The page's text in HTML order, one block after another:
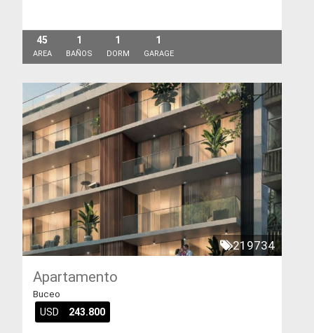
45
AREA
1
BAÑOS
1
DORM
1
GARAGE
219734
Apartamento
Buceo
USD 243.800